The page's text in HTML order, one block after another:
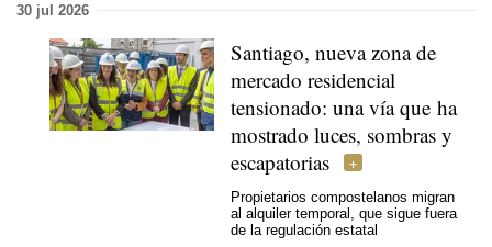
30 jul 2026
Santiago, nueva zona de
mercado residencial
tensionado: una vía que ha
mostrado luces, sombras y
escapatorias
Propietarios compostelanos migran
al alquiler temporal, que sigue fuera
de la regulación estatal